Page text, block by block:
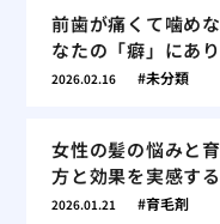
前歯が痛くて噛め
なたの「癖」にあ
2026.02.16 未分類
女性の髪の悩みと
方と効果を実感す
2026.01.21 育毛剤